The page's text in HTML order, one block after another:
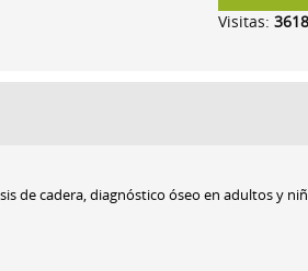
Visitas:3618
de cadera, diagnóstico óseo en adultos y